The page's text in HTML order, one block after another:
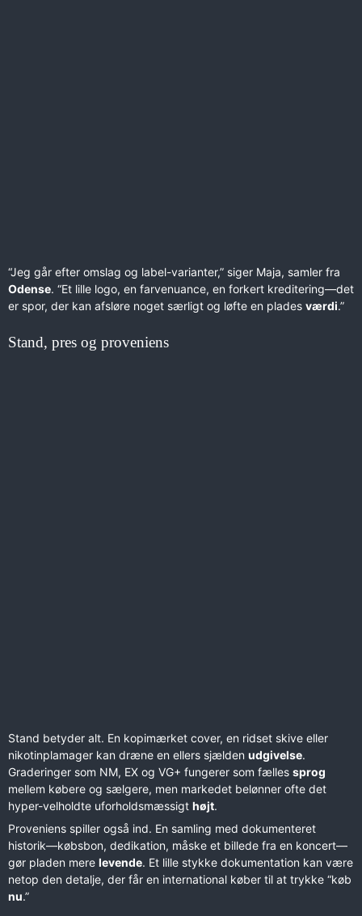
“Jeg går efter omslag og label-varianter,” siger Maja, samler fra
Odense. “Et lille logo, en farvenuance, en forkert kreditering—det
er spor, der kan afsløre noget særligt og løfte en plades værdi.”
Stand, pres og proveniens
Stand betyder alt. En kopimærket cover, en ridset skive eller
nikotinplamager kan dræne en ellers sjælden udgivelse.
Graderinger som NM, EX og VG+ fungerer som fælles sprog
mellem købere og sælgere, men markedet belønner ofte det
hyper-velholdte uforholdsmæssigt højt.
Proveniens spiller også ind. En samling med dokumenteret
historik—købsbon, dedikation, måske et billede fra en koncert—
gør pladen mere levende. Et lille stykke dokumentation kan være
netop den detalje, der får en international køber til at trykke “køb
nu.”